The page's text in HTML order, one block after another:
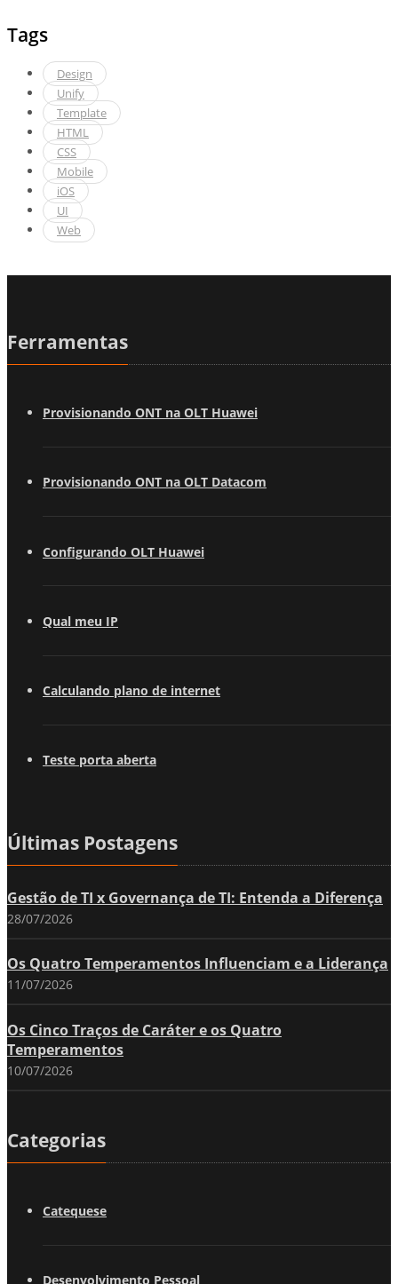
Tags
Design
Unify
Template
HTML
CSS
Mobile
iOS
UI
Web
Ferramentas
Provisionando ONT na OLT Huawei
Provisionando ONT na OLT Datacom
Configurando OLT Huawei
Qual meu IP
Calculando plano de internet
Teste porta aberta
Últimas Postagens
Gestão de TI x Governança de TI: Entenda a Diferença
28/07/2026
Os Quatro Temperamentos Influenciam e a Liderança
11/07/2026
Os Cinco Traços de Caráter e os Quatro
Temperamentos
10/07/2026
Categorias
Catequese
Desenvolvimento Pessoal